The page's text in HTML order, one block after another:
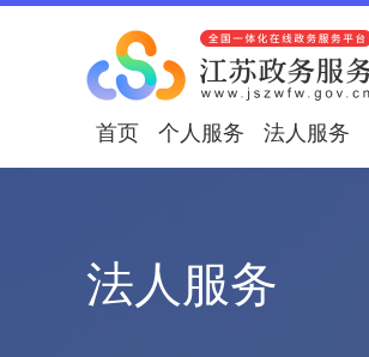
首页 个人服务 法人服务
法人服务